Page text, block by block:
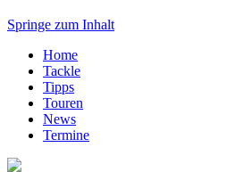
Springe zum Inhalt
Home
Tackle
Tipps
Touren
News
Termine